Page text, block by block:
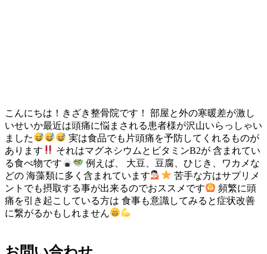
こんにちは！きざき整骨院です！ 部屋と外の寒暖差が激し
いせいか最近は頭痛に悩まされる患者様が沢山いらっしゃい
ました
実は食品でも片頭痛を予防してくれるものが
あります
それはマグネシウムとビタミンB2が 含まれてい
る食べ物です
例えば、 大豆、豆腐、ひじき、ワカメな
どの 海藻類に多く含まれています
苦手な方はサプリメ
ントでも摂取する事が出来るのでおススメです
頻繁に頭
痛を引き起こしている方は 食事も意識してみると症状改善
に繋がるかもしれません